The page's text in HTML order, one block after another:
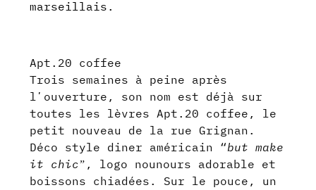
marseillais.
Apt.20 coffee
Trois semaines à peine après
lʼouverture, son nom est déjà sur
toutes les lèvres Apt.20 coffee, le
petit nouveau de la rue Grignan.
Déco style diner américain “but make
it chicˮ , logo nounours adorable et
boissons chiadées. Sur le pouce, un